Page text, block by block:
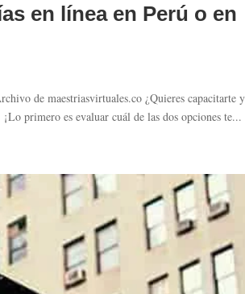
en línea en Perú o en
de maestriasvirtuales.co ¿Quieres capacitarte y
primero es evaluar cuál de las dos opciones te...